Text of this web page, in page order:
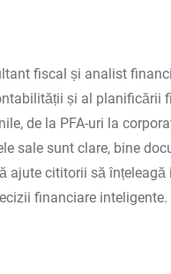
fiscal și analist
și al planificării
de la PFA-uri la
sale sunt clare, bine
ajute cititorii să
financiare inteligente.